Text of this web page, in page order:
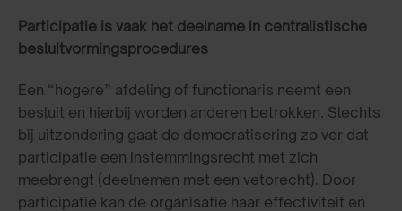
Participatie is vaak het deelname in centralistische
besluitvormingsprocedures
Een “hogere” afdeling of functionaris neemt een
besluit en hierbij worden anderen betrokken. Slechts
bij uitzondering gaat de democratisering zo ver dat
participatie een instemmingsrecht met zich
meebrengt (deelnemen met een vetorecht). Door
participatie kan de organisatie haar effectiviteit en